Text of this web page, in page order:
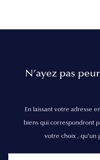
N’ayez pas
En laissant votre adresse
biens qui correspondront
votre choix , qu'un